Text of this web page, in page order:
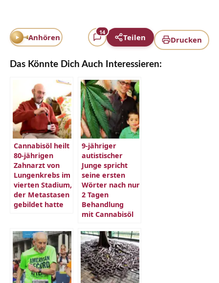
Drucken
Anhören
14
Teilen
Das Könnte Dich Auch Interessieren:
Cannabisöl heilt
80-jährigen
Zahnarzt von
Lungenkrebs im
vierten Stadium,
der Metastasen
gebildet hatte
9-jähriger
autistischer
Junge spricht
seine ersten
Wörter nach nur
2 Tagen
Behandlung
mit Cannabisöl